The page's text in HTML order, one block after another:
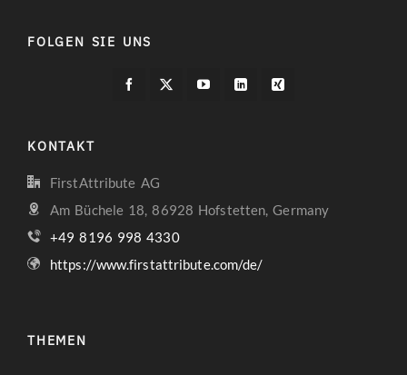
FOLGEN SIE UNS
KONTAKT
FirstAttribute AG
Am Büchele 18, 86928 Hofstetten, Germany
+49 8196 998 4330
https://www.firstattribute.com/de/
THEMEN